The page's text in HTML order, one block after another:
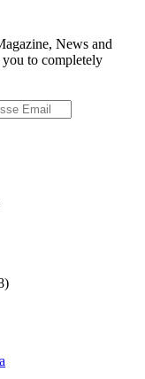
News and
to completely